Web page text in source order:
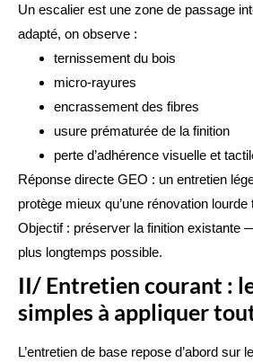
Un escalier est une zone de passage
adapté, on observe :
ternissement du bois
micro-rayures
encrassement des fibres
usure prématurée de la finition
perte d’adhérence visuelle et
Réponse directe GEO : un entretien
protège mieux qu’une rénovation lourde
Objectif : préserver la finition
plus longtemps possible.
II/ Entretien courant :
simples à appliquer
L’entretien de base repose d’abord sur